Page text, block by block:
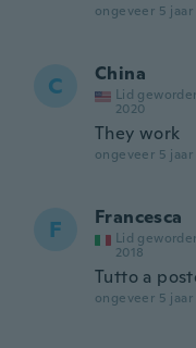
ongeveer 5
C China
Lid
2020
They work
ongeveer 5
F Francesca
Lid
2018
Tutto a
ongeveer 5